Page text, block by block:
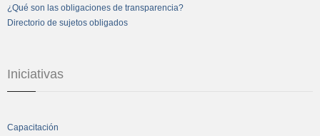
¿Qué son las obligaciones de transparencia?
Directorio de sujetos obligados
Iniciativas
Capacitación